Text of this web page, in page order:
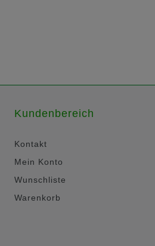
Kundenbereich
Kontakt
Mein Konto
Wunschliste
Warenkorb